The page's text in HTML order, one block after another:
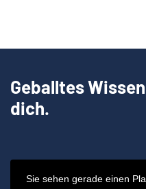
Geballtes
dich.
Sie sehen gerade einen